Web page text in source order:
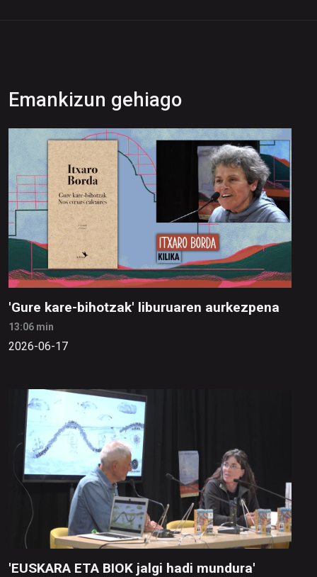
Emankizun gehiago
'Gure kare-bihotzak' liburuaren aurkezpena
13:06 min
2026-06-17
'EUSKARA ETA BIOK jalgi hadi mundura'